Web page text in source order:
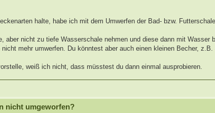
halte, habe ich mit dem Umwerfen der Bad- bzw.
aber nicht zu tiefe Wasserschale nehmen und diese dann mit Wasser
mehr umwerfen. Du könntest aber auch einen kleinen Becher,
weiß ich nicht, dass müsstest du dann einmal ausprobieren.
nicht umgeworfen?